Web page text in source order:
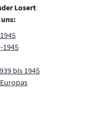
Losert
1945
bis 1945